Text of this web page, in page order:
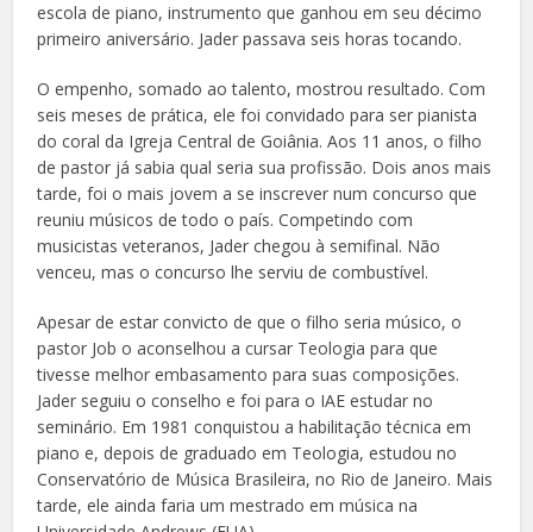
escola de piano, instrumento que ganhou em seu décimo
primeiro aniversário. Jader passava seis horas tocando.
O empenho, somado ao talento, mostrou resultado. Com
seis meses de prática, ele foi convidado para ser pianista
do coral da Igreja Central de Goiânia. Aos 11 anos, o filho
de pastor já sabia qual seria sua profissão. Dois anos mais
tarde, foi o mais jovem a se inscrever num concurso que
reuniu músicos de todo o país. Competindo com
musicistas veteranos, Jader chegou à semifinal. Não
venceu, mas o concurso lhe serviu de combustível.
Apesar de estar convicto de que o filho seria músico, o
pastor Job o aconselhou a cursar Teologia para que
tivesse melhor embasamento para suas composições.
Jader seguiu o conselho e foi para o IAE estudar no
seminário. Em 1981 conquistou a habilitação técnica em
piano e, depois de graduado em Teologia, estudou no
Conservatório de Música Brasileira, no Rio de Janeiro. Mais
tarde, ele ainda faria um mestrado em música na